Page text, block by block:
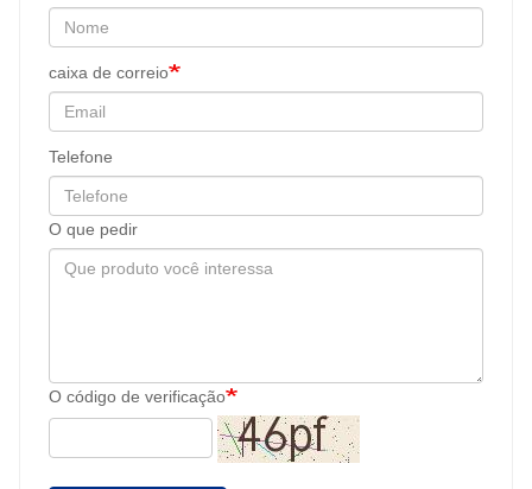
caixa de correio
Telefone
O que pedir
O código de verificação